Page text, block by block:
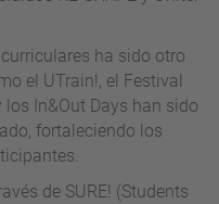
ha sido otro
el UTrain!, el Festival
In&Out Days han sido
fortaleciendo los
de SURE! (Students